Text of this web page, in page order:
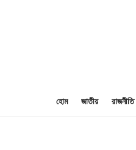
হোম জাতীয় রাজনীতি